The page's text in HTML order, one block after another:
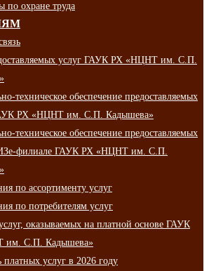
по охране труда
услуг ГАУК РХ «НЦНТ им. С.П.
техническое обеспечение предоставляемых
РХ «НЦНТ им. С.П. Кадышева»
техническое обеспечение предоставляемых
филиале ГАУК РХ «НЦНТ им. С.П.
по ассортименту услуг
по потребителям услуг
оказываемых на платной основе ГАУК
им. С.П. Кадышева»
платных услуг в 2026 году